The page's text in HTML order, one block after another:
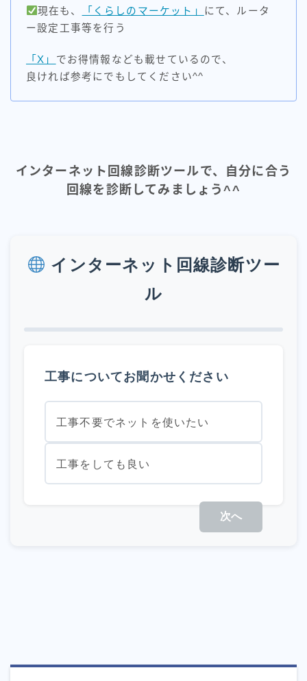
安くて速いネット回線を探すのが好きです♪
少しでも安くて、損をしない回線をお伝えできると嬉し
「X」でお得情報なども載せているので、良ければ参考
現在も、
「くらしのマーケット」 にて、ルータ
ー設定工事等を行う
「X」 でお得情報なども載せているので、
良ければ参考にでもしてください^^
インターネット回線診断ツールで、自分に合う
回線を診断してみましょう^^
インターネット回線診断ツー
ル
工事についてお聞かせください
工事不要でネットを使いたい
工事をしても良い
次へ